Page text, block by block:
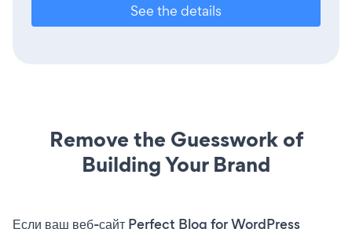
See the details
Remove the Guesswork of
Building Your Brand
Если ваш веб-сайт Perfect Blog for WordPress